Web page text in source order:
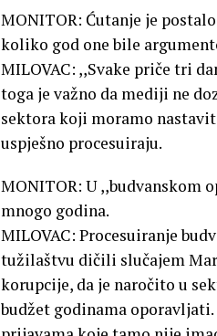
MONITOR: Ćutanje je
koliko god one bile
MILOVAC: ,,Svake priče tri
toga je važno da mediji ne
sektora koji moramo
uspješno procesuiraju.
MONITOR: U ,,budvanskom
mnogo godina.
MILOVAC: Procesuiranje
tužilaštvu dičili slučajem
korupcije, da je naročito u
budžet godinama